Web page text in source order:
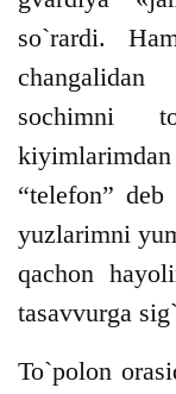
so`rardi.
sochimni
“telefon”
yuzlarimni
qachon
tasavvurga
To`polon